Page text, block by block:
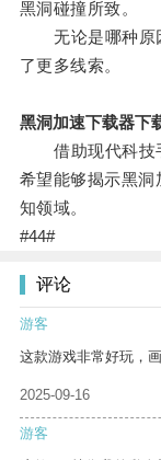
黑洞碰撞所致。
无论是哪种原因
了更多线索。
黑洞加速下载器下
借助现代科技手
希望能够揭示黑洞
知领域。
#44#
评论
游客
这款游戏非常好玩，
2025-09-16
游客